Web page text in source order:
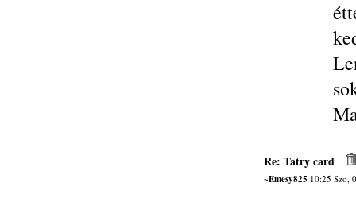
Re: Tatry card
~Emesy825 10:25 Szo,